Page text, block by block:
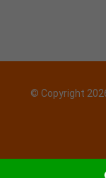
© Copyright